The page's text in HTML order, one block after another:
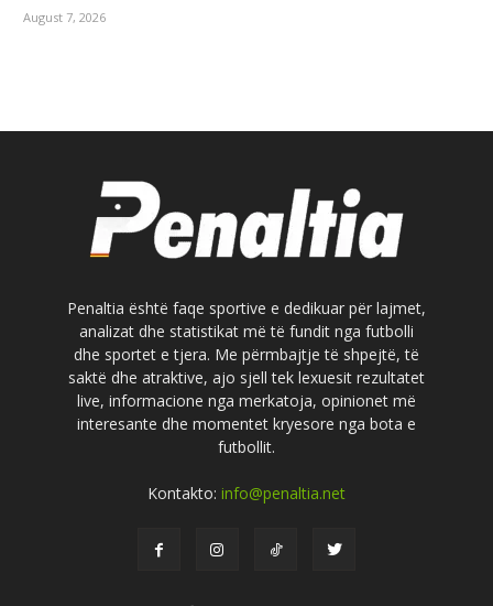
August 7, 2026
Penaltia është faqe sportive e dedikuar për lajmet,
analizat dhe statistikat më të fundit nga futbolli
dhe sportet e tjera. Me përmbajtje të shpejtë, të
saktë dhe atraktive, ajo sjell tek lexuesit rezultatet
live, informacione nga merkatoja, opinionet më
interesante dhe momentet kryesore nga bota e
futbollit.
Kontakto: info@penaltia.net